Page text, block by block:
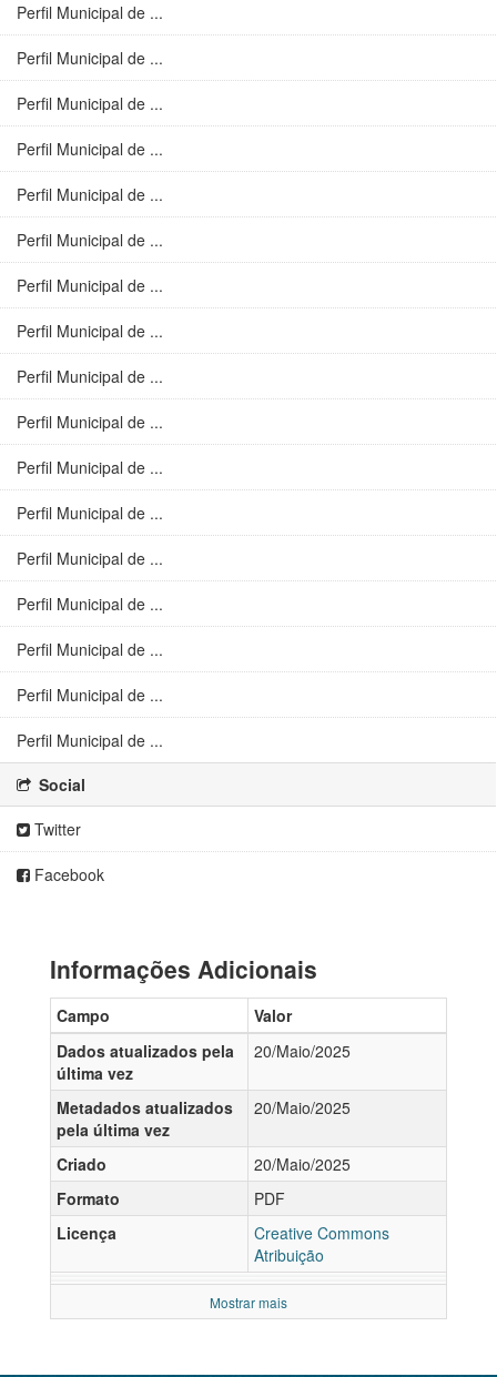
Perfil Municipal de ...
Perfil Municipal de ...
Perfil Municipal de ...
Perfil Municipal de ...
Perfil Municipal de ...
Perfil Municipal de ...
Perfil Municipal de ...
Perfil Municipal de ...
Perfil Municipal de ...
Perfil Municipal de ...
Perfil Municipal de ...
Perfil Municipal de ...
Perfil Municipal de ...
Perfil Municipal de ...
Perfil Municipal de ...
Perfil Municipal de ...
Perfil Municipal de ...
Social
Twitter
Facebook
Informações Adicionais
Campo
Valor
Dados atualizados pela
última vez
20/Maio/2025
Metadados atualizados
pela última vez
20/Maio/2025
Criado
20/Maio/2025
Formato
PDF
Licença
Creative Commons
Atribuição
Mostrar mais